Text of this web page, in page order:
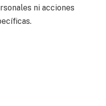
ni acciones